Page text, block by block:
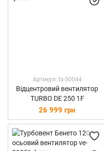
Артикул: ts-30044
Відцентровий вентилятор
TURBO DE 250 1F
26 999 грн